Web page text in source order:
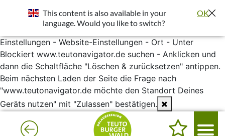
benötigt um bessere Ergebnisse in deiner Umgebung
Einstellungen - Website-Einstellungen - Ort - Unter
Blockiert www.teutonavigator.de suchen - Anklicken und
dann die Schaltfläche "Löschen & zurücksetzen" antippen.
Beim nächsten Laden der Seite die Frage nach
"www.teutonavigator.de möchte den Standort Deines
Geräts nutzen" mit "Zulassen" bestätigen.
This content is also available in your
language. Would you like to switch?
OK